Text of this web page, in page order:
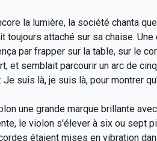
la lumière, la société chanta
toujours attaché sur sa chaise.
par frapper sur la table, sur le
et semblait parcourir un arc de
Je suis là, je suis là, pour montrer
une grande marque brillante
le violon s'élever à six ou sept
étaient mises en vibration